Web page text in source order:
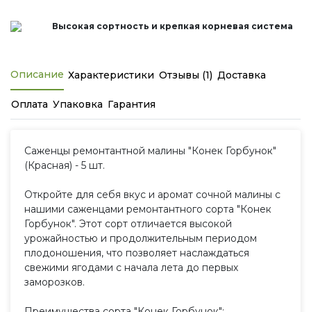
Высокая сортность и крепкая корневая система
Описание Характеристики Отзывы (1) Доставка
Оплата Упаковка Гарантия
Саженцы ремонтантной малины "Конек Горбунок"
(Красная) - 5 шт.
Откройте для себя вкус и аромат сочной малины с
нашими саженцами ремонтантного сорта "Конек
Горбунок". Этот сорт отличается высокой
урожайностью и продолжительным периодом
плодоношения, что позволяет наслаждаться
свежими ягодами с начала лета до первых
заморозков.